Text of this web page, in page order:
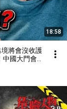
18:58
將會沒收護
國大門會就